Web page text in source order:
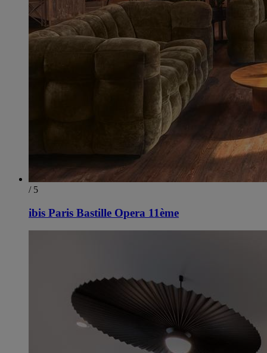
/ 5
ibis Paris Bastille Opera 11ème